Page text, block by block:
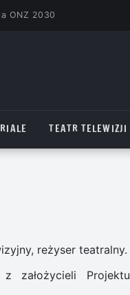
ONZ 2030
TEATR TELEWIZJI
reżyser teatralny.
założycieli Projektu